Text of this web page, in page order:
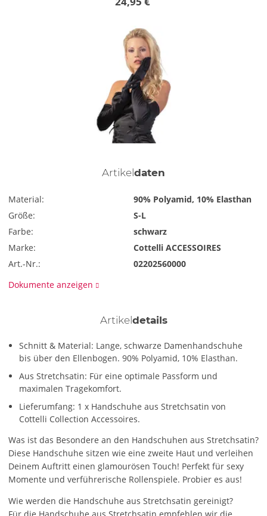
Artikel daten
Material:
90% Polyamid, 10% Elasthan
Größe:
S-L
Farbe:
schwarz
Marke:
Cottelli ACCESSOIRES
Art.-Nr.:
02202560000
Dokumente anzeigen
Artikel details
Schnitt & Material: Lange, schwarze Damenhandschuhe
bis über den Ellenbogen. 90% Polyamid, 10% Elasthan.
Aus Stretchsatin: Für eine optimale Passform und
maximalen Tragekomfort.
Lieferumfang: 1 x Handschuhe aus Stretchsatin von
Cottelli Collection Accessoires.
Was ist das Besondere an den Handschuhen aus Stretchsatin?
Diese Handschuhe sitzen wie eine zweite Haut und verleihen
Deinem Auftritt einen glamourösen Touch! Perfekt für sexy
Momente und verführerische Rollenspiele. Probier es aus!
Wie werden die Handschuhe aus Stretchsatin gereinigt?